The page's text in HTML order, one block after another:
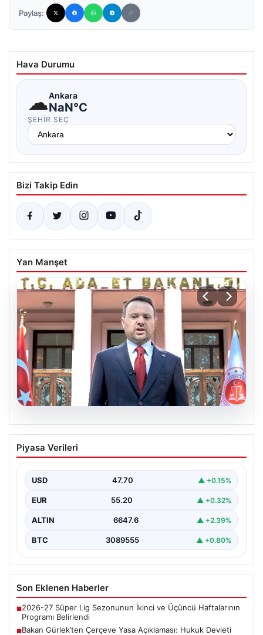
Paylaş:
Hava Durumu
☁Ankara
NaN°C
ŞEHIR SEÇ
Bizi Takip Edin
Yan Manşet
06.08.2026
Bakan Gürlek’ten Çerçeve Yasa
Açıklaması: Hukuk Devleti İlkeleri
Adalet Bakanı Akın Gürlek, Türkiye'nin terörden
yeni çerçeve…
Piyasa Verileri
USD 47.70 ▲ +0.15%
EUR 55.20 ▲ +0.32%
ALTIN 6647.6 ▲ +2.39%
BTC 3089555 ▲ +0.80%
Son Eklenen Haberler
■2026-27 Süper Lig Sezonunun İkinci ve Üçüncü Haftalarının
Programı Belirlendi
■Bakan Gürlek’ten Çerçeve Yasa Açıklaması: Hukuk Devleti